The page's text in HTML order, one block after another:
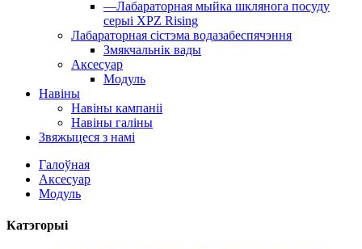
—Лабараторная мыйка шклянога посуду
серыі XPZ Rising
Лабараторная сістэма водазабеспячэння
Змякчальнік вады
Аксесуар
Модуль
Навіны
Навіны кампаніі
Навіны галіны
Звяжыцеся з намі
Галоўная
Аксесуар
Модуль
Катэгорыі